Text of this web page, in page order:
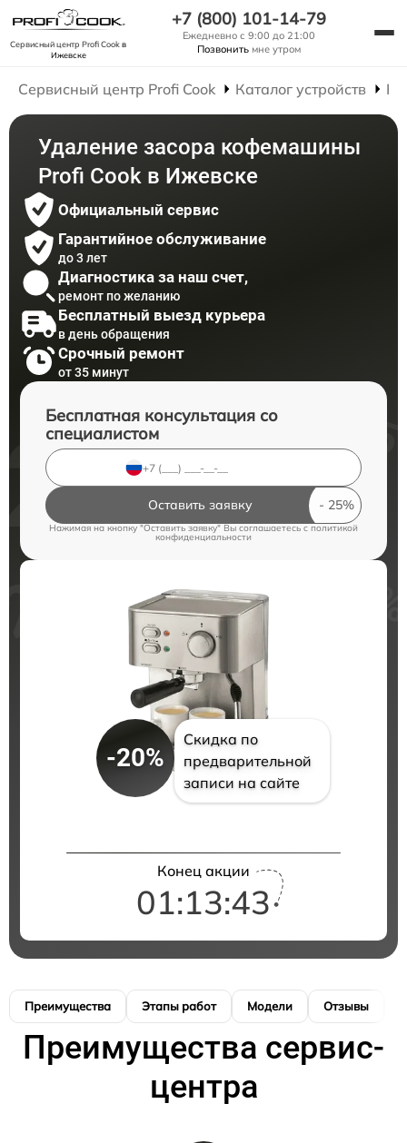
Сервисный центр Profi Cookв
Ижевске
+7 (800) 101-14-79
Ежедневно с 9:00 до 21:00
Позвонить мне утром
Сервисный центр Profi Cook Каталог устройств
Удаление засора кофемашины
Profi Cook в Ижевске
Официальный сервис
Гарантийное обслуживание
до 3 лет
Диагностика за наш счет,
ремонт по желанию
Бесплатный выезд курьера
в день обращения
Срочный ремонт
от 35 минут
Бесплатная консультация со
специалистом
Оставить заявку
Нажимая на кнопку "Оставить заявку" Вы соглашаетесь c политикой
конфиденциальности
-20%
Скидка по
предварительной
записи на сайте
Конец акции
01:13:43
Преимущества Этапы работ Модели Отзывы
Преимущества сервис-
центра